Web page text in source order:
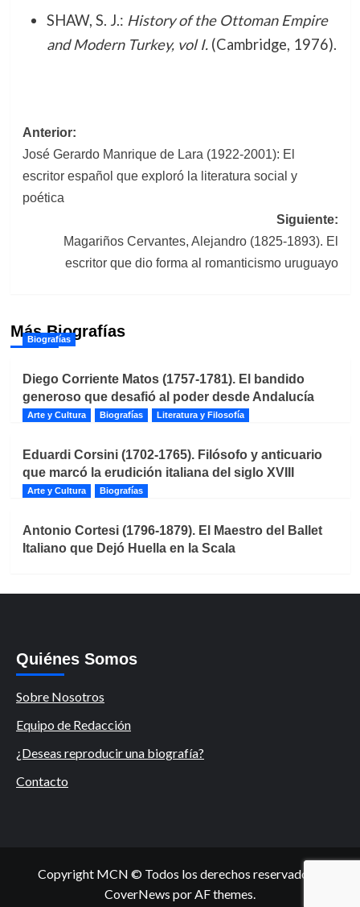
SHAW, S. J.: History of the Ottoman Empire
and Modern Turkey, vol I.(Cambridge, 1976).
Navegación
de
entradas
Anterior:
José Gerardo Manrique de Lara (1922-2001): El
escritor español que exploró la literatura social y
poética
Siguiente:
Magariños Cervantes, Alejandro (1825-1893). El
escritor que dio forma al romanticismo uruguayo
Más Biografías
Biografías
Diego Corriente Matos (1757-1781). El bandido
generoso que desafió al poder desde Andalucía
Arte y Cultura Biografías Literatura y Filosofía
Eduardi Corsini (1702-1765). Filósofo y anticuario
que marcó la erudición italiana del siglo XVIII
Arte y Cultura Biografías
Antonio Cortesi (1796-1879). El Maestro del Ballet
Italiano que Dejó Huella en la Scala
Quiénes Somos
Sobre Nosotros
Equipo de Redacción
¿Deseas reproducir una biografía?
Contacto
Copyright MCN © Todos los derechos reservados.
CoverNews por AF themes.